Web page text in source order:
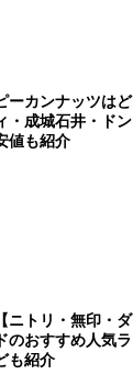
ーカンナッツは
・成城石井・ド
値も紹介
【ニトリ・無印・
ドのおすすめ人
も紹介